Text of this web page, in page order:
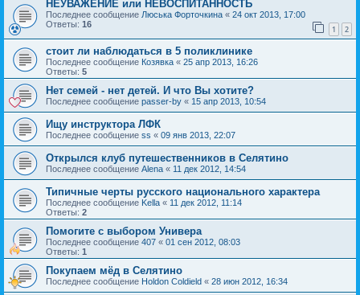
НЕУВАЖЕНИЕ или НЕВОСПИТАННОСТЬ
Последнее сообщение Люська Форточкина « 24 окт 2013, 17:00
Ответы: 16 1 2
стоит ли наблюдаться в 5 поликлинике
Последнее сообщение Козявка « 25 апр 2013, 16:26
Ответы: 5
Нет семей - нет детей. И что Вы хотите?
Последнее сообщение passer-by « 15 апр 2013, 10:54
Ищу инструктора ЛФК
Последнее сообщение ss « 09 янв 2013, 22:07
Открылся клуб путешественников в Селятино
Последнее сообщение Alena « 11 дек 2012, 14:54
Типичные черты русского национального характера
Последнее сообщение Kella « 11 дек 2012, 11:14
Ответы: 2
Помогите с выбором Универа
Последнее сообщение 407 « 01 сен 2012, 08:03
Ответы: 1
Покупаем мёд в Селятино
Последнее сообщение Holdon Coldield « 28 июн 2012, 16:34